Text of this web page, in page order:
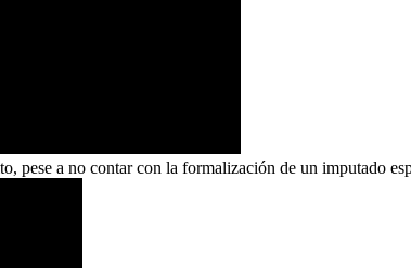
a no contar con la formalización de un imputado